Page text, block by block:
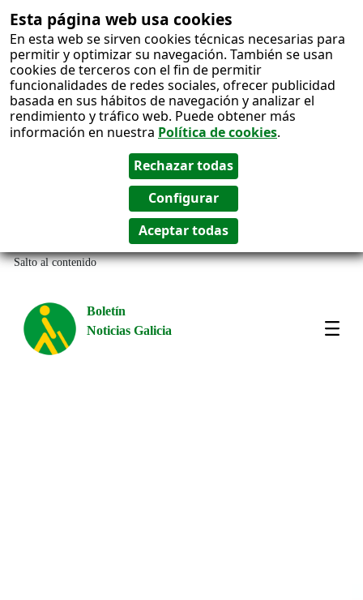
Esta página web usa cookies
En esta web se sirven cookies técnicas necesarias para
permitir y optimizar su navegación. También se usan
cookies de terceros con el fin de permitir
funcionalidades de redes sociales, ofrecer publicidad
basada en sus hábitos de navegación y analizar el
rendimiento y tráfico web. Puede obtener más
información en nuestra Política de cookies.
Salto al contenido
Boletín
Noticias Galicia